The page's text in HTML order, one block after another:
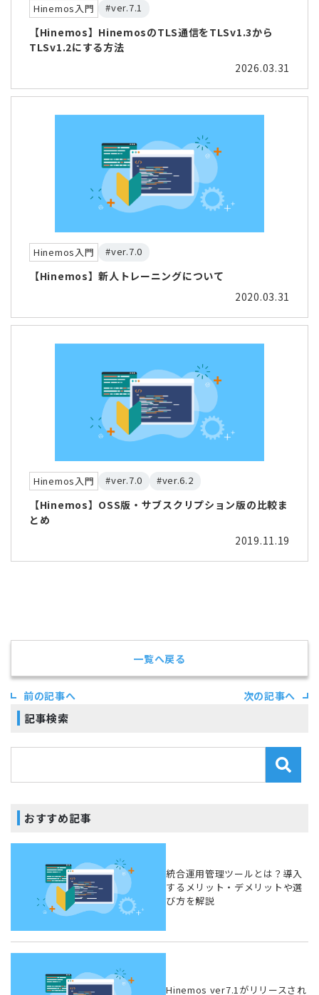
Hinemos入門 #ver.7.1
【Hinemos】HinemosのTLS通信をTLSv1.3から
TLSv1.2にする方法
2026.03.31
Hinemos入門 #ver.7.0
【Hinemos】新人トレーニングについて
2020.03.31
Hinemos入門 #ver.7.0 #ver.6.2
【Hinemos】OSS版・サブスクリプション版の比較ま
とめ
2019.11.19
前の記事へ
一覧へ戻る
次の記事へ
記事検索
おすすめ記事
統合運用管理ツールとは？導入
するメリット・デメリットや選
び方を解説
Hinemos ver7.1がリリースされ